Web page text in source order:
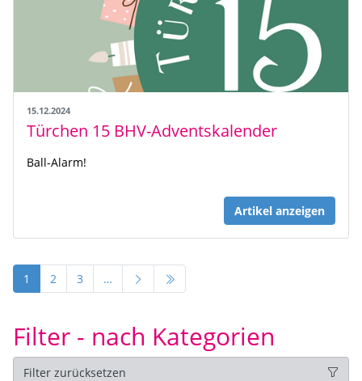
15.12.2024
Türchen 15 BHV-Adventskalender
Ball-Alarm!
Artikel anzeigen
1 2 3 …
Filter - nach Kategorien
Filter zurücksetzen